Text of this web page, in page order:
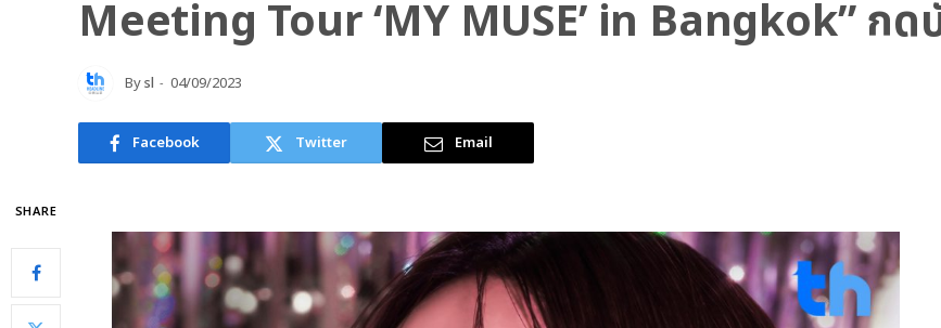
Meeting Tour ‘MY MUSE’ in Bangkok” กด
Bysl 04/09/2023
Facebook Twitter Email
SHARE